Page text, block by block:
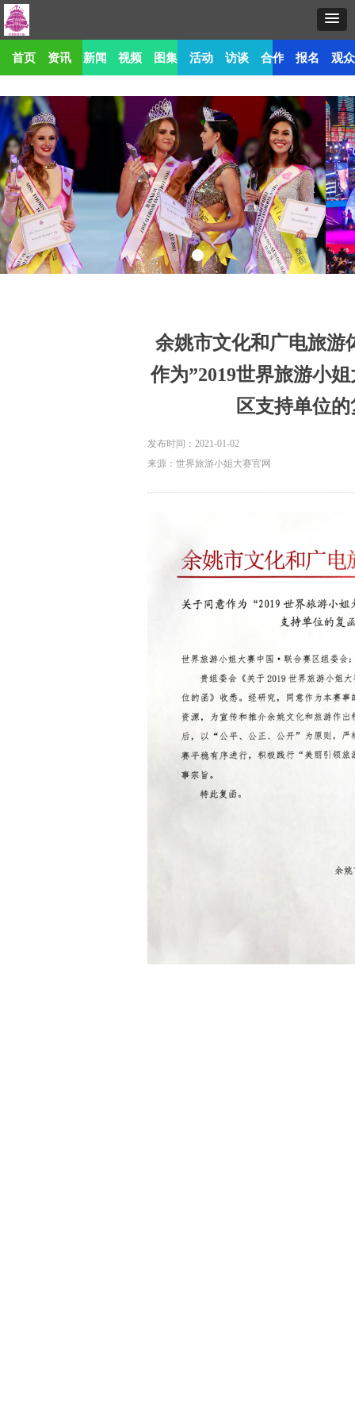
首页 资讯 新闻 视频 图集 活动 访谈 合作 报名 观众
发布时间： 2021-01-02
余姚市文化和广电旅游
作为”2019世界旅游小
区支持单位的
来源：世界旅游小姐大赛官网